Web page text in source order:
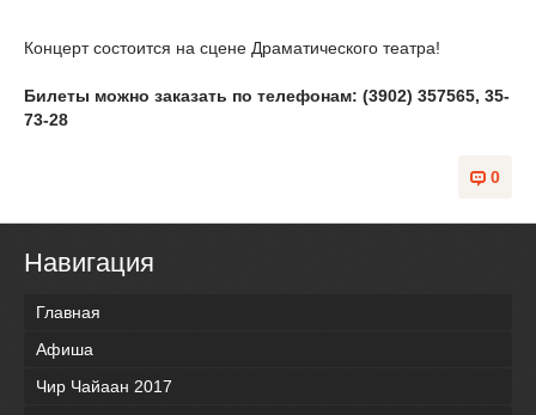
Концерт состоится на сцене Драматического театра!
Билеты можно заказать по телефонам: (3902) 357565, 35-
73-28
0
Навигация
Главная
Афиша
Чир Чайаан 2017